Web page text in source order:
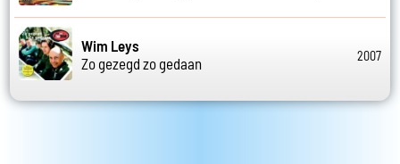
Wim Leys
Zo gezegd zo gedaan
2007